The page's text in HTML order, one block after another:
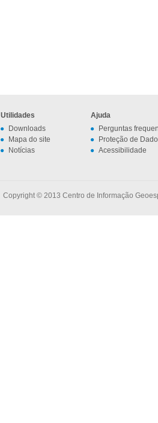
Utilidades
Downloads
Mapa do site
Notícias
Ajuda
Perguntas
Proteção de
Acessibilidade
Copyright © 2013 Centro de Informação